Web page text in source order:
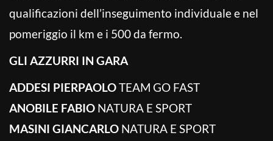
qualificazioni dell’inseguimento individuale e nel
pomeriggio il km e i 500 da fermo.
GLI AZZURRI IN GARA
ADDESI PIERPAOLOTEAM GO FAST
ANOBILE FABIO NATURA E SPORT
MASINI GIANCARLO NATURA E SPORT